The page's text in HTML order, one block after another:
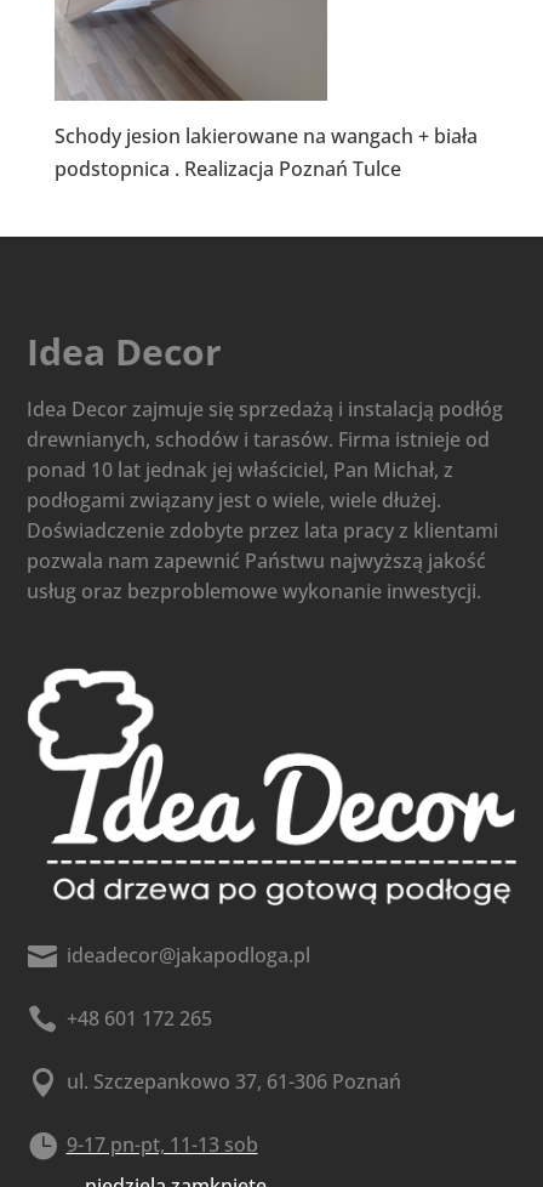
Schody jesion lakierowane na wangach + biała
podstopnica . Realizacja Poznań Tulce
Idea Decor
Idea Decor zajmuje się sprzedażą i instalacją podłóg
drewnianych, schodów i tarasów. Firma istnieje od
ponad 10 lat jednak jej właściciel, Pan Michał, z
podłogami związany jest o wiele, wiele dłużej.
Doświadczenie zdobyte przez lata pracy z klientami
pozwala nam zapewnić Państwu najwyższą jakość
usług oraz bezproblemowe wykonanie inwestycji.
 ideadecor@jakapodloga.pl
 +48 601 172 265
 ul. Szczepankowo 37, 61-306 Poznań
 9-17 pn-pt, 11-13 sob